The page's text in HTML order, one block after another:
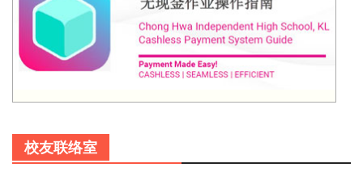
校友联络室